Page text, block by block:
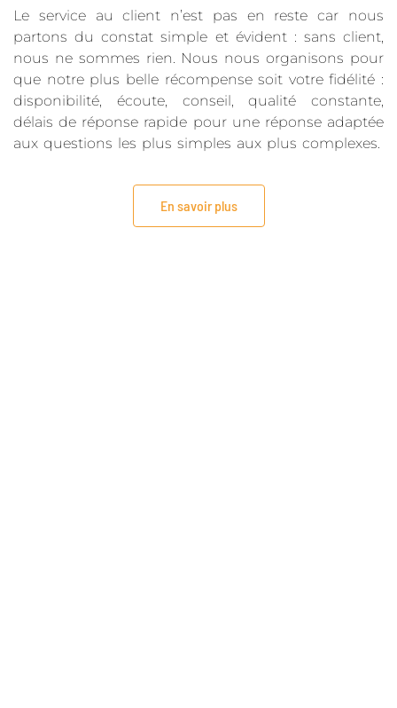
Le service au client n’est pas en reste car nous
partons du constat simple et évident : sans client,
nous ne sommes rien. Nous nous organisons pour
que notre plus belle récompense soit votre fidélité :
disponibilité, écoute, conseil, qualité constante,
délais de réponse rapide pour une réponse adaptée
aux questions les plus simples aux plus complexes.
En savoir plus